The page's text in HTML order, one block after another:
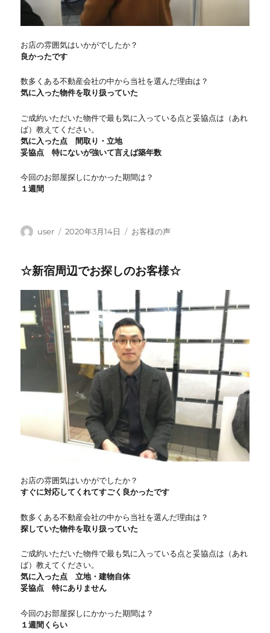
お店の雰囲気はいかがでしたか？
良かったです
数多くある不動産会社の中から当社を選んだ理由は？
気に入った物件を取り扱っていた
ご成約いただいた物件で最も気に入っている点と妥協点は（あれ
ば）教えてください。
気に入った点 間取り・立地
妥協点 特にないが強いて言えば築年数
今回のお部屋探しにかかった期間は？
１週間
投
user
投
2020年3月14日
カ
リ
お客様の声
☆新宿周辺でお探しのお客様☆
お店の雰囲気はいかがでしたか？
すぐに対応してくれてすごく良かったです
数多くある不動産会社の中から当社を選んだ理由は？
探していた物件を取り扱っていた
ご成約いただいた物件で最も気に入っている点と妥協点は（あれ
ば）教えてください。
気に入った点 立地・建物自体
妥協点 特にありません
今回のお部屋探しにかかった期間は？
１週間くらい